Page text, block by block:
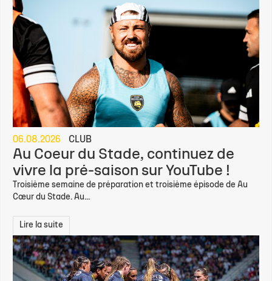
06.08.2026 CLUB
Au Coeur du Stade, continuez de
vivre la pré-saison sur YouTube !
Troisième semaine de préparation et troisième épisode de Au
Cœur du Stade. Au...
Lire la suite